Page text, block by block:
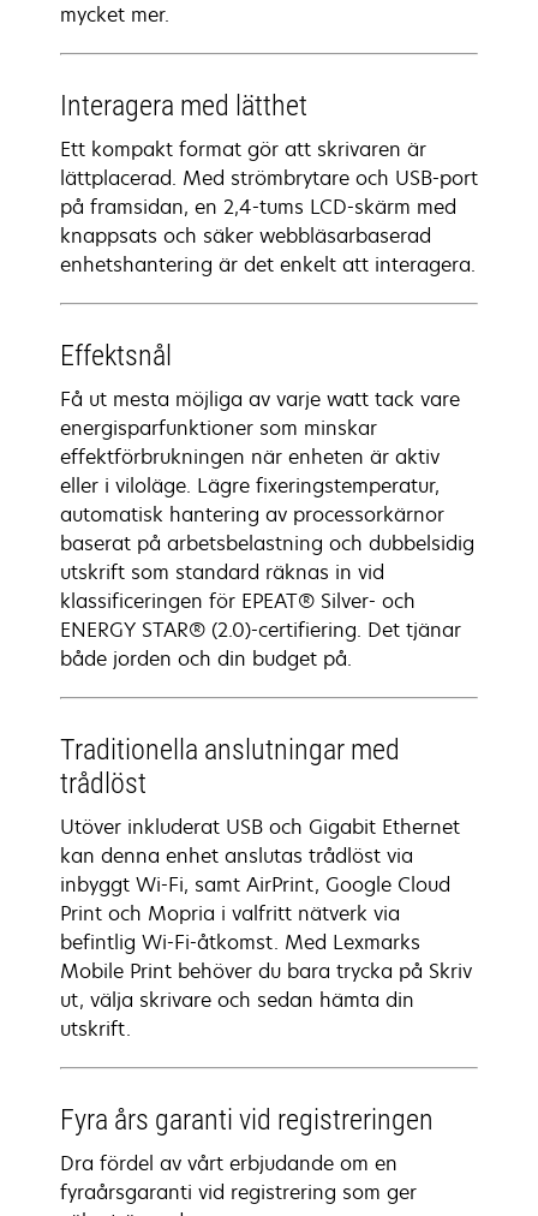
mycket mer.
Interagera med lätthet
Ett kompakt format gör att skrivaren är
lättplacerad. Med strömbrytare och USB-port
på framsidan, en 2,4-tums LCD-skärm med
knappsats och säker webbläsarbaserad
enhetshantering är det enkelt att interagera.
Effektsnål
Få ut mesta möjliga av varje watt tack vare
energisparfunktioner som minskar
effektförbrukningen när enheten är aktiv
eller i viloläge. Lägre fixeringstemperatur,
automatisk hantering av processorkärnor
baserat på arbetsbelastning och dubbelsidig
utskrift som standard räknas in vid
klassificeringen för EPEAT® Silver- och
ENERGY STAR® (2.0)-certifiering. Det tjänar
både jorden och din budget på.
Traditionella anslutningar med
trådlöst
Utöver inkluderat USB och Gigabit Ethernet
kan denna enhet anslutas trådlöst via
inbyggt Wi-Fi, samt AirPrint, Google Cloud
Print och Mopria i valfritt nätverk via
befintlig Wi-Fi-åtkomst. Med Lexmarks
Mobile Print behöver du bara trycka på Skriv
ut, välja skrivare och sedan hämta din
utskrift.
Fyra års garanti vid registreringen
Dra fördel av vårt erbjudande om en
fyraårsgaranti vid registrering som ger